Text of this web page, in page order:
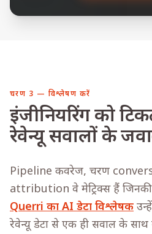
चरण 3 — विश्लेषण करें
इंजीनियरिंग को
रेवेन्यू सवालों के
Pipeline कवरेज, चरण
attribution वे मेट्रिक्स हैं
Querri का AI डेटा विश्लेषक
रेवेन्यू डेटा से एक ही सवाल के